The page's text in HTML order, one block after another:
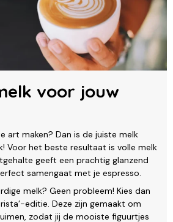
voor jouw
art maken? Dan is de juiste melk
Voor het beste resultaat is volle melk
geeft een prachtig glanzend
samengaat met je espresso.
melk? Geen probleem! Kies dan
editie. Deze zijn gemaakt om
zodat jij de mooiste figuurtjes